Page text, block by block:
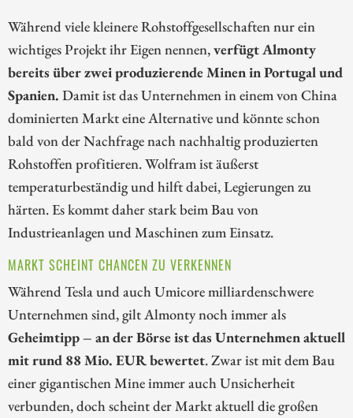
Während viele kleinere Rohstoffgesellschaften nur ein
wichtiges Projekt ihr Eigen nennen,verfügt Almonty
bereits über zwei produzierende Minen in Portugal und
Spanien. Damit ist das Unternehmen in einem von China
dominierten Markt eine Alternative und könnte schon
bald von der Nachfrage nach nachhaltig produzierten
Rohstoffen profitieren. Wolfram ist äußerst
temperaturbeständig und hilft dabei, Legierungen zu
härten. Es kommt daher stark beim Bau von
Industrieanlagen und Maschinen zum Einsatz.
MARKT SCHEINT CHANCEN ZU VERKENNEN
Während Tesla und auch Umicore milliardenschwere
Unternehmen sind, gilt Almonty noch immer als
Geheimtipp – an der Börse ist das Unternehmen aktuell
mit rund 88 Mio. EUR bewertet. Zwar ist mit dem Bau
einer gigantischen Mine immer auch Unsicherheit
verbunden, doch scheint der Markt aktuell die großen